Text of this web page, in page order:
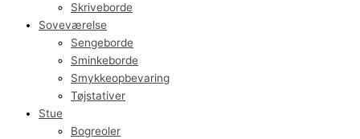
Skriveborde
Soveværelse
Sengeborde
Sminkeborde
Smykkeopbevaring
Tøjstativer
Stue
Bogreoler